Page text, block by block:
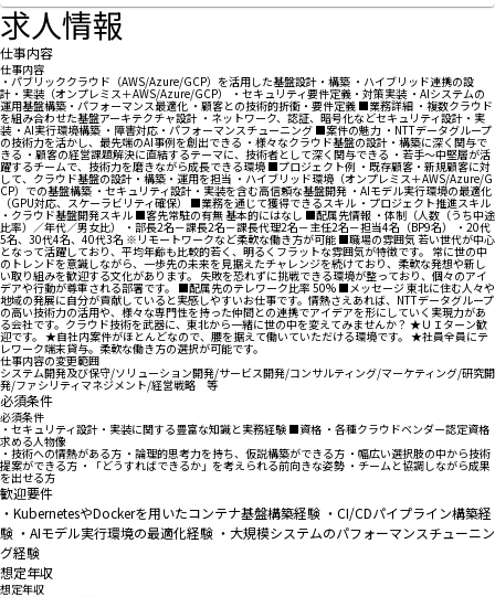
求人情報
仕事内容
仕事内容
・パブリッククラウド（AWS/Azure/GCP）を活用した基盤設計・構築 ・ハイブリッド連携の設
計・実装（オンプレミス＋AWS/Azure/GCP） ・セキュリティ要件定義・対策実装 ・AIシステムの
運用基盤構築・パフォーマンス最適化 ・顧客との技術的折衝・要件定義 ■業務詳細 ・複数クラウド
を組み合わせた基盤アーキテクチャ設計 ・ネットワーク、認証、暗号化などセキュリティ設計・実
装 ・AI実行環境構築 ・障害対応・パフォーマンスチューニング ■案件の魅力 ・NTTデータグループ
の技術力を活かし、最先端のAI事例を創出できる ・様々なクラウド基盤の設計・構築に深く関与で
きる ・顧客の経営課題解決に直結するテーマに、技術者として深く関与できる ・若手～中堅層が活
躍するチームで、技術力を磨きながら成長できる環境 ■プロジェクト例 ・既存顧客・新規顧客に対
して、クラウド基盤の設計・構築・運用を担当 ・ハイブリッド環境（オンプレミス＋AWS/Azure/G
CP）での基盤構築 ・セキュリティ設計・実装を含む高信頼な基盤開発 ・AIモデル実行環境の最適化
（GPU対応、スケーラビリティ確保） ■業務を通じて獲得できるスキル ・プロジェクト推進スキル
・クラウド基盤開発スキル ■客先常駐の有無 基本的にはなし ■配属先情報 ・体制（人数（うち中途
比率）／年代／男女比） ・部長2名－課長2名－課長代理2名－主任2名－担当4名（BP9名） ・20代
5名、30代4名、40代3名 ※リモートワークなど柔軟な働き方が可能 ■職場の雰囲気 若い世代が中心
となって活躍しており、平均年齢も比較的若く、明るくフラットな雰囲気が特徴です。 常に世の中
のトレンドを意識しながら、一歩先の未来を見据えたチャレンジを続けており、柔軟な発想や新し
い取り組みを歓迎する文化があります。 失敗を恐れずに挑戦できる環境が整っており、個々のアイ
デアや行動が尊重される部署です。 ■配属先のテレワーク比率 50% ■メッセージ 東北に住む人々や
地域の発展に自分が貢献していると実感しやすいお仕事です。情熱さえあれば、NTTデータグループ
の高い技術力の活用や、様々な専門性を持った仲間との連携でアイデアを形にしていく実現力があ
る会社です。クラウド技術を武器に、東北から一緒に世の中を変えてみませんか？ ★ＵＩターン歓
迎です。 ★⾃社内案件がほとんどなので、腰を据えて働いていただける環境です。 ★社員全員にテ
レワーク端末貸与。柔軟な働き方の選択が可能です。
仕事内容の変更範囲
システム開発及び保守/ソリューション開発/サービス開発/コンサルティング/マーケティング/研究開
発/ファシリティマネジメント/経営戦略 等
必須条件
必須条件
・セキュリティ設計・実装に関する豊富な知識と実務経験 ■資格 ・各種クラウドベンダー認定資格
求める人物像
・技術への情熱がある方 ・論理的思考力を持ち、仮説構築ができる方 ・幅広い選択肢の中から技術
提案ができる方 ・「どうすればできるか」を考えられる前向きな姿勢 ・チームと協調しながら成果
を出せる方
歓迎要件
・KubernetesやDockerを用いたコンテナ基盤構築経験 ・CI/CDパイプライン構築経
験 ・AIモデル実行環境の最適化経験 ・大規模システムのパフォーマンスチューニン
グ経験
想定年収
想定年収